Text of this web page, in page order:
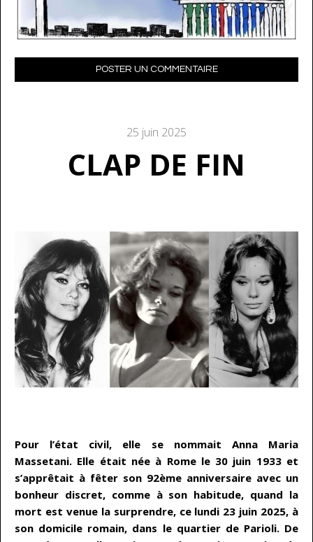
POSTER UN COMMENTAIRE
25 juin 2025
CLAP DE FIN
Pour l’état civil, elle se nommait Anna Maria
Massetani. Elle était née à Rome le 30 juin 1933 et
s’apprêtait à fêter son 92ème anniversaire avec un
bonheur discret, comme à son habitude, quand la
mort est venue la surprendre, ce lundi 23 juin 2025, à
son domicile romain, dans le quartier de Parioli. De